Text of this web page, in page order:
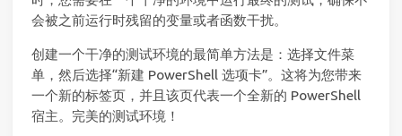
会被之前运行时残留的变量或者函数干扰。
创建一个干净的测试环境的最简单方法是：选择文件菜
单，然后选择“新建 PowerShell 选项卡”。这将为您带来
一个新的标签页，并且该页代表一个全新的 PowerShell
宿主。完美的测试环境！